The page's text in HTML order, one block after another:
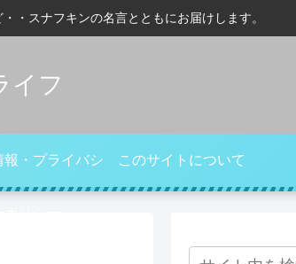
・スナフキンの名言とともにお届けします。
イフ
報・プライバシ このサイトについて